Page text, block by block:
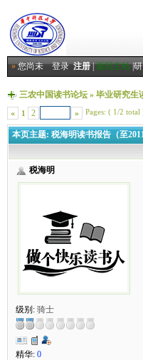
»您尚未登录 注册|返回主站|
三农中国读书论坛» 毕业研究生
«
1 2 » Pages: ( 1/2 total
本页主题: 税海明读书报告（至
税海明
级别: 骑士
精华: 0